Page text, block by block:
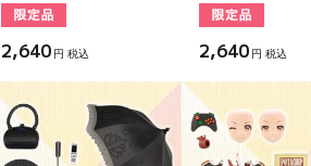
2,640 円 税込 2,640 円 税込